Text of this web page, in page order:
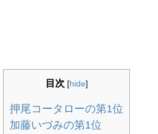
目次 [hide]
押尾コータローの第1位
加藤いづみの第1位